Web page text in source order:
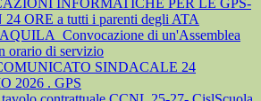
INFORMATICHE PER LE GPS-
ORE a tutti i parenti degli ATA
di un'Assemblea
orario di servizio
SINDACALE 24
2026 . GPS